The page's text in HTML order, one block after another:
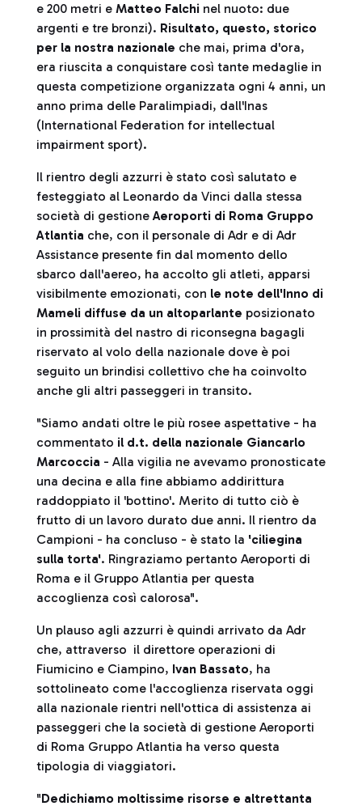
e 200 metri e Matteo Falchi nel nuoto: due
argenti e tre bronzi). Risultato, questo, storico
per la nostra nazionale che mai, prima d'ora,
era riuscita a conquistare così tante medaglie in
questa competizione organizzata ogni 4 anni, un
anno prima delle Paralimpiadi, dall'Inas
(International Federation for intellectual
impairment sport).
Il rientro degli azzurri è stato così salutato e
festeggiato al Leonardo da Vinci dalla stessa
società di gestioneAeroporti di Roma Gruppo
Atlantia che, con il personale di Adr e di Adr
Assistance presente fin dal momento dello
sbarco dall'aereo, ha accolto gli atleti, apparsi
visibilmente emozionati, con le note dell'Inno di
Mameli diffuse da un altoparlante posizionato
in prossimità del nastro di riconsegna bagagli
riservato al volo della nazionale dove è poi
seguito un brindisi collettivo che ha coinvolto
anche gli altri passeggeri in transito.
"Siamo andati oltre le più rosee aspettative - ha
commentato il d.t. della nazionale Giancarlo
Marcoccia - Alla vigilia ne avevamo pronosticate
una decina e alla fine abbiamo addirittura
raddoppiato il 'bottino'. Merito di tutto ciò è
frutto di un lavoro durato due anni. Il rientro da
Campioni - ha concluso - è stato la 'ciliegina
sulla torta'. Ringraziamo pertanto Aeroporti di
Roma e il Gruppo Atlantia per questa
accoglienza così calorosa".
Un plauso agli azzurri è quindi arrivato da Adr
che, attraverso il direttore operazioni di
Fiumicino e Ciampino, Ivan Bassato, ha
sottolineato come l'accoglienza riservata oggi
alla nazionale rientri nell'ottica di assistenza ai
passeggeri che la società di gestione Aeroporti
di Roma Gruppo Atlantia ha verso questa
tipologia di viaggiatori.
"Dedichiamo moltissime risorse e altrettanta